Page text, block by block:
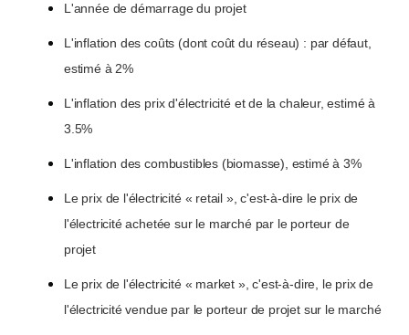
L'année de démarrage du projet
L'inflation des coûts (dont coût du réseau) : par défaut,
estimé à 2%
L'inflation des prix d'électricité et de la chaleur, estimé à
3.5%
L'inflation des combustibles (biomasse), estimé à 3%
Le prix de l'électricité « retail », c'est-à-dire le prix de
l'électricité achetée sur le marché par le porteur de
projet
Le prix de l'électricité « market », c'est-à-dire, le prix de
l'électricité vendue par le porteur de projet sur le marché